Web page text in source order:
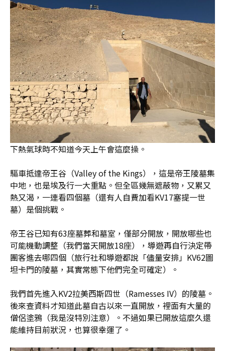
下熱氣球時不知道今天上午會這麼操。
驅車抵達帝王谷（Valley of the Kings），這是帝王陵墓集
中地，也是埃及行一大重點。但全區幾無遮蔽物，又累又
熱又渴，一連看四個墓（還有人自費加看KV17塞提一世
墓）是個挑戰。
帝王谷已知有63座墓葬和墓室，僅部分開放，開放哪些也
可能機動調整（我們當天開放18座），導遊再自行決定帶
團客進去哪四個（旅行社和導遊都說「儘量安排」KV62圖
坦卡門的陵墓，其實常態下他們完全可確定）。
我們首先進入KV2拉美西斯四世（Ramesses IV）的陵墓。
後來查資料才知道此墓自古以來一直開放，裡面有大量的
僧侶塗鴉（我是沒特別注意）。不過如果已開放這麼久還
能維持目前狀況，也算很幸運了。